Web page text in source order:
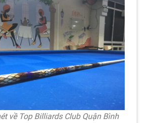
về Top Billiards Club Quận Bình